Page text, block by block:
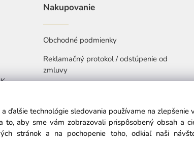
Nakupovanie
Obchodné podmienky
Reklamačný protokol / odstúpenie od
zmluvy
Vyhlásenie o prístupnosti
ďalšie technológie sledovania používame na zlepšenie
to, aby sme vám zobrazovali prispôsobený obsah a
stránok a na pochopenie toho, odkiaľ naši